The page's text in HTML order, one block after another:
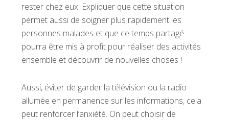
rester chez eux. Expliquer que cette situation
permet aussi de soigner plus rapidement les
personnes malades et que ce temps partagé
pourra être mis à profit pour réaliser des activités
ensemble et découvrir de nouvelles choses !
Aussi, éviter de garder la télévision ou la radio
allumée en permanence sur les informations, cela
peut renforcer l’anxiété. On peut choisir de